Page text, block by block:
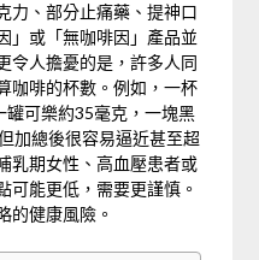
力、部分止痛藥、提神口
」或「無咖啡因」產品並
令人擔憂的是，許多人同
咖啡的杯數。例如，一杯
罐可樂約35毫克，一塊黑
加總後很容易逼近甚至超
乳期女性、高血壓患者或
可能更低，需要更謹慎。
的健康風險。